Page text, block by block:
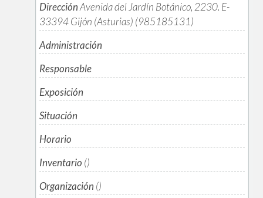
DirecciónAvenida del Jardín Botánico, 2230. E-
33394 Gijón (Asturias) (985185131)
Administración
Responsable
Exposición
Situación
Horario
Inventario ()
Organización ()